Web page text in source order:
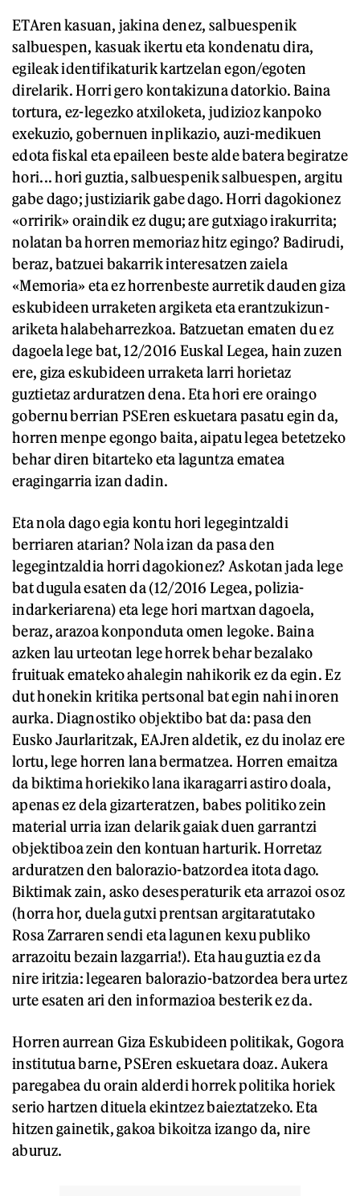
ETAren kasuan, jakina denez, salbuespenik
salbuespen, kasuak ikertu eta kondenatu dira,
egileak identifikaturik kartzelan egon/egoten
direlarik. Horri gero kontakizuna datorkio. Baina
tortura, ez-legezko atxiloketa, judizioz kanpoko
exekuzio, gobernuen inplikazio, auzi-medikuen
edota fiskal eta epaileen beste alde batera begiratze
hori... hori guztia, salbuespenik salbuespen, argitu
gabe dago; justiziarik gabe dago. Horri dagokionez
«orririk» oraindik ez dugu; are gutxiago irakurrita;
nolatan ba horren memoriaz hitz egingo? Badirudi,
beraz, batzuei bakarrik interesatzen zaiela
«Memoria» eta ez horrenbeste aurretik dauden giza
eskubideen urraketen argiketa eta erantzukizun-
ariketa halabeharrezkoa. Batzuetan ematen du ez
dagoela lege bat, 12/2016 Euskal Legea, hain zuzen
ere, giza eskubideen urraketa larri horietaz
guztietaz arduratzen dena. Eta hori ere oraingo
gobernu berrian PSEren eskuetara pasatu egin da,
horren menpe egongo baita, aipatu legea betetzeko
behar diren bitarteko eta laguntza ematea
eragingarria izan dadin.
Eta nola dago egia kontu hori legegintzaldi
berriaren atarian? Nola izan da pasa den
legegintzaldia horri dagokionez? Askotan jada lege
bat dugula esaten da (12/2016 Legea, polizia-
indarkeriarena) eta lege hori martxan dagoela,
beraz, arazoa konponduta omen legoke. Baina
azken lau urteotan lege horrek behar bezalako
fruituak emateko ahalegin nahikorik ez da egin. Ez
dut honekin kritika pertsonal bat egin nahi inoren
aurka. Diagnostiko objektibo bat da: pasa den
Eusko Jaurlaritzak, EAJren aldetik, ez du inolaz ere
lortu, lege horren lana bermatzea. Horren emaitza
da biktima horiekiko lana ikaragarri astiro doala,
apenas ez dela gizarteratzen, babes politiko zein
material urria izan delarik gaiak duen garrantzi
objektiboa zein den kontuan harturik. Horretaz
arduratzen den balorazio-batzordea itota dago.
Biktimak zain, asko desesperaturik eta arrazoi osoz
(horra hor, duela gutxi prentsan argitaratutako
Rosa Zarraren sendi eta lagunen kexu publiko
arrazoitu bezain lazgarria!). Eta hau guztia ez da
nire iritzia: legearen balorazio-batzordea bera urtez
urte esaten ari den informazioa besterik ez da.
Horren aurrean Giza Eskubideen politikak, Gogora
institutua barne, PSEren eskuetara doaz. Aukera
paregabea du orain alderdi horrek politika horiek
serio hartzen dituela ekintzez baieztatzeko. Eta
hitzen gainetik, gakoa bikoitza izango da, nire
aburuz.